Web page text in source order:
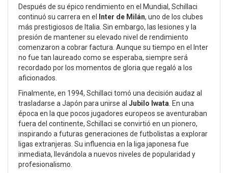
Después de su épico rendimiento en el Mundial, Schillaci
continuó su carrera en el Inter de Milán, uno de los clubes
más prestigiosos de Italia. Sin embargo, las lesiones y la
presión de mantener su elevado nivel de rendimiento
comenzaron a cobrar factura. Aunque su tiempo en el Inter
no fue tan laureado como se esperaba, siempre será
recordado por los momentos de gloria que regaló a los
aficionados.
Finalmente, en 1994, Schillaci tomó una decisión audaz al
trasladarse a Japón para unirse al Jubilo Iwata . En una
época en la que pocos jugadores europeos se aventuraban
fuera del continente, Schillaci se convirtió en un pionero,
inspirando a futuras generaciones de futbolistas a explorar
ligas extranjeras. Su influencia en la liga japonesa fue
inmediata, llevándola a nuevos niveles de popularidad y
profesionalismo.